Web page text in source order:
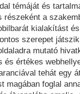
témáját és
részeként a
kialakítást
szerepet
mutató
és értékes
tehát egy
magában foglal